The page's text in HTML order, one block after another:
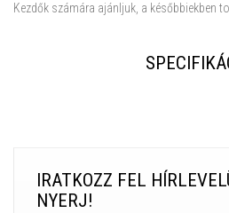
Kezdők számára ajánljuk, a későbbiekben
IRATKOZZ FEL
NYERJ!